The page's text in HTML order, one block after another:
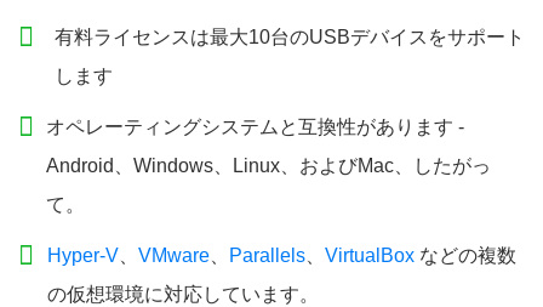
有料ライセンスは最大10台のUSBデバイスをサポート
します
オペレーティングシステムと互換性があります -
Android、Windows、Linux、およびMac、したがっ
て。
Hyper-V 、VMware Parallels 、VirtualBox などの複数
の仮想環境に対応しています。